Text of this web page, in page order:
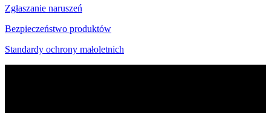
Zgłaszanie naruszeń
Bezpieczeństwo produktów
Standardy ochrony małoletnich